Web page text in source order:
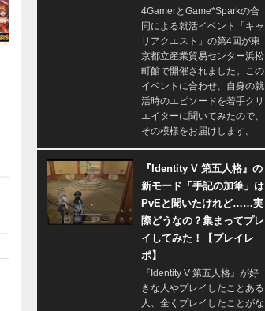
4GamerとGame*Sparkの合
同による就活イベント「キャ
リアクエスト」の第4回が東
京都立産業貿易センター浜松
町館で開催されました。この
イベントに合わせ、自身の就
活時のエピソードを若手クリ
エイターに聞いてみたので、
その模様をお届けします。
『Identity V 第五人格』の
新モード「手記の加筆」は
PvEと聞いたけれど……実
際どうなの？集まってプレ
イしてみた！【プレイレ
ポ】
『Identity V 第五人格』が好
きな人やプレイしたことある
人、全くプレイしたことがな